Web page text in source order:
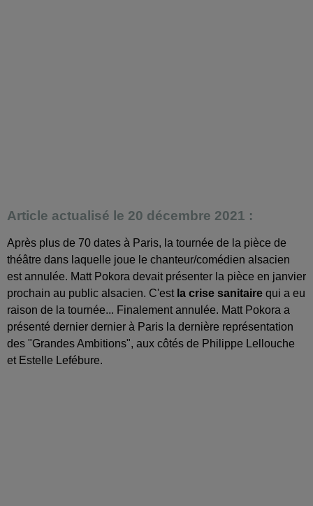
Article actualisé le 20 décembre 2021 :
Après plus de 70 dates à Paris, la tournée de la pièce de
théâtre dans laquelle joue le chanteur/comédien alsacien
est annulée. Matt Pokora devait présenter la pièce en janvier
prochain au public alsacien. C'est la crise sanitaire qui a eu
raison de la tournée... Finalement annulée. Matt Pokora a
présenté dernier dernier à Paris la dernière représentation
des "Grandes Ambitions", aux côtés de Philippe Lellouche
et Estelle Lefébure.